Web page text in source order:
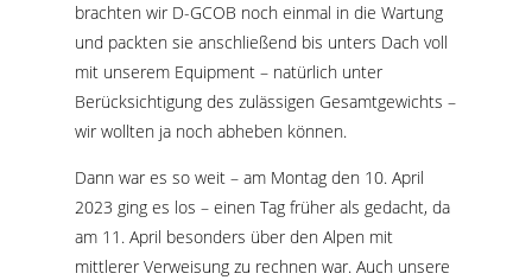
brachten wir D-GCOB noch einmal in die Wartung
und packten sie anschließend bis unters Dach voll
mit unserem Equipment – natürlich unter
Berücksichtigung des zulässigen Gesamtgewichts –
wir wollten ja noch abheben können.
Dann war es so weit – am Montag den 10. April
2023 ging es los – einen Tag früher als gedacht, da
am 11. April besonders über den Alpen mit
mittlerer Verweisung zu rechnen war. Auch unsere